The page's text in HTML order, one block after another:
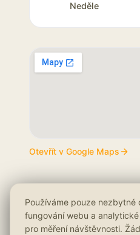
Neděle
Otevřít v Google Maps
Používáme pouze nezbytné
fungování webu a
pro měření návštěvnosti.